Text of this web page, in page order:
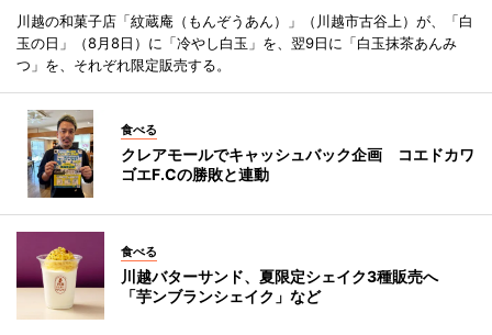
川越の和菓子店「紋蔵庵（もんぞうあん）」（川越市古谷上）が、「白
玉の日」（8月8日）に「冷やし白玉」を、翌9日に「白玉抹茶あんみ
つ」を、それぞれ限定販売する。
食べる
クレアモールでキャッシュバック企画 コエドカワ
ゴエF.Cの勝敗と連動
食べる
川越バターサンド、夏限定シェイク3種販売へ
「芋ンブランシェイク」など